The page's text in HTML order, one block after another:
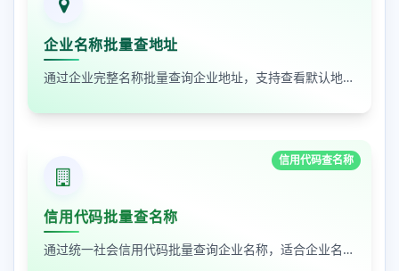
企业名称批量查地址
通过企业完整名称批量查询企业地址，支持查看默认地址、年报地址和注册地址，适合企业资料整理和工商信息核对
信用代码查名称
信用代码批量查名称
通过统一社会信用代码批量查询企业名称，适合企业名单核验、客户资料整理和工商信息补全